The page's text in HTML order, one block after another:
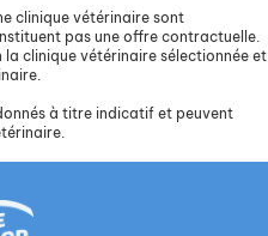
clinique vétérinaire sont
pas une offre contractuelle.
clinique vétérinaire sélectionnée et
à titre indicatif et peuvent